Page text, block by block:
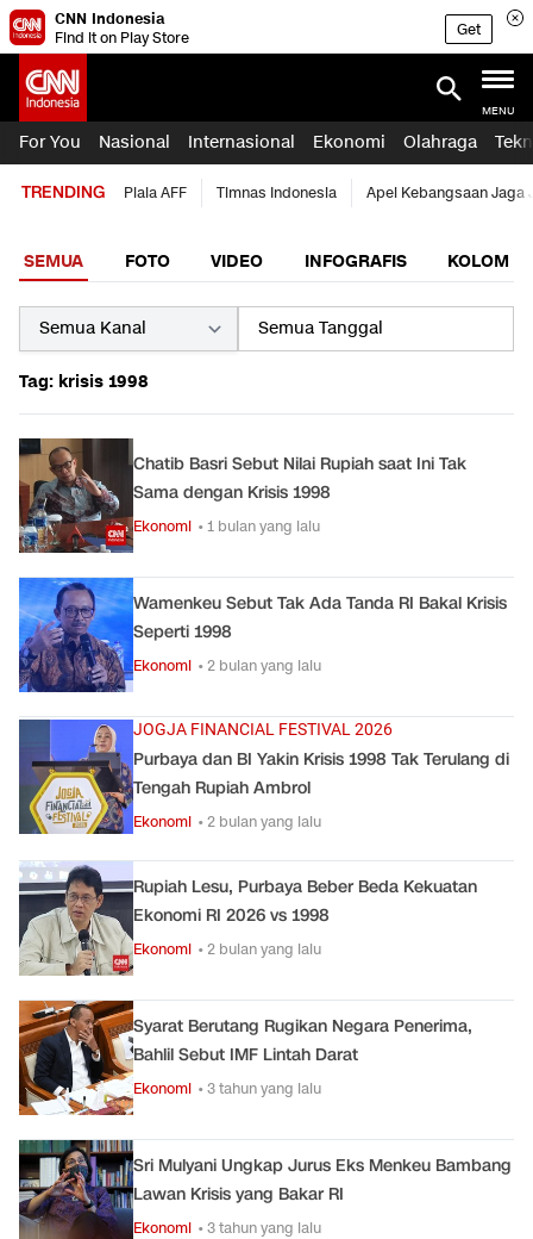
CNN Indonesia
Find it on Play Store
Get
MENU
For You Nasional Internasional Ekonomi Olahraga
TRENDING Piala AFF Timnas Indonesia Apel Kebangsaan Jaga
SEMUA FOTO VIDEO INFOGRAFIS KOLOM
Tag: krisis 1998
Chatib Basri Sebut Nilai Rupiah saat Ini Tak
Sama dengan Krisis 1998
Ekonomi • 1 bulan yang lalu
Wamenkeu Sebut Tak Ada Tanda RI Bakal Krisis
Seperti 1998
Ekonomi • 2 bulan yang lalu
JOGJA FINANCIAL FESTIVAL 2026
Purbaya dan BI Yakin Krisis 1998 Tak Terulang di
Tengah Rupiah Ambrol
Ekonomi • 2 bulan yang lalu
Rupiah Lesu, Purbaya Beber Beda Kekuatan
Ekonomi RI 2026 vs 1998
Ekonomi • 2 bulan yang lalu
Syarat Berutang Rugikan Negara Penerima,
Bahlil Sebut IMF Lintah Darat
Ekonomi • 3 tahun yang lalu
Sri Mulyani Ungkap Jurus Eks Menkeu Bambang
Lawan Krisis yang Bakar RI
Ekonomi • 3 tahun yang lalu